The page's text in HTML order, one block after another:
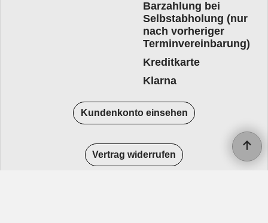
Barzahlung bei
Selbstabholung (nur
nach vorheriger
Terminvereinbarung)
Kreditkarte
Klarna
Kundenkonto einsehen
Vertrag widerrufen